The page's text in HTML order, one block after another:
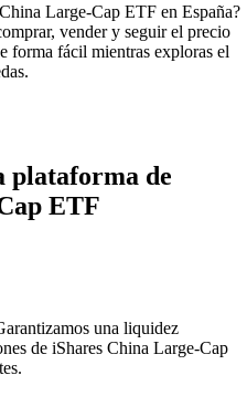
Large-Cap ETF en España?
vender y seguir el precio
forma fácil mientras exploras el
plataforma de
ETF
una liquidez
de iShares China Large-Cap